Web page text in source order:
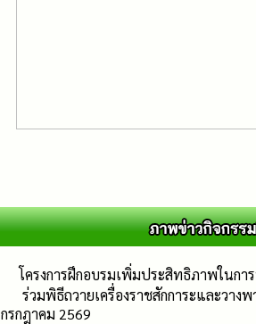
โครงการฝึกอบรมเพิ่มประสิทธิภาพในก
ร่วมพิธีถวายเครื่องราชสักการะและวา
กรกฎาคม 2569